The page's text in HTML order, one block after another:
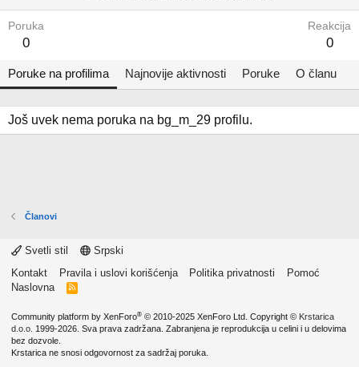
Poruka
0
Reakcija
0
Poruke na profilima Najnovije aktivnosti Poruke O članu
Još uvek nema poruka na bg_m_29 profilu.
Članovi
Svetli stil
Srpski
Kontakt
Pravila i uslovi korišćenja Politika privatnosti
Pomoć
Naslovna
R
Community platform by XenForo® © 2010-2025 XenForo Ltd. Copyright © Krstarica
d.o.o. 1999-2026. Sva prava zadržana. Zabranjena je reprodukcija u celini i u delovima
bez dozvole.
Krstarica ne snosi odgovornost za sadržaj poruka.